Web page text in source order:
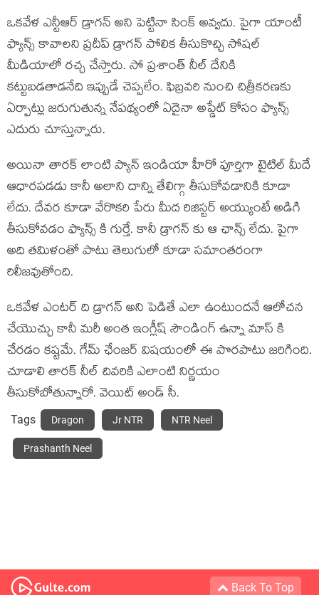
ఒకవేళ ఎన్టీఆర్ డ్రాగన్ అని పెట్టినా సింక్ అవ్వదు. పైగా యాంటీ
ఫ్యాన్స్ కావాలని ప్రదీప్ డ్రాగన్ పోలిక తీసుకొచ్చి సోషల్
మీడియాలో రచ్చ చేస్తారు. సో ప్రశాంత్ నీల్ దేనికి
కట్టుబడతాడనేది ఇప్పుడే చెప్పలేం. ఫిబ్రవరి నుంచి చిత్రీకరణకు
ఏర్పాట్లు జరుగుతున్న నేపథ్యంలో ఏదైనా అప్డేట్ కోసం ఫ్యాన్స్
ఎదురు చూస్తున్నారు.
అయినా తారక్ లాంటి ప్యాన్ ఇండియా హీరో పూర్తిగా టైటిల్ మీదే
ఆధారపడడు కానీ అలాని దాన్ని తేలిగ్గా తీసుకోవడానికి కూడా
లేదు. దేవర కూడా వేరొకరి పేరు మీద రిజిస్టర్ అయ్యుంటే అడిగి
తీసుకోవడం ఫ్యాన్స్ కి గుర్తే. కానీ డ్రాగన్ కు ఆ ఛాన్స్ లేదు. పైగా
అది తమిళంతో పాటు తెలుగులో కూడా సమాంతరంగా
రిలీజవుతోంది.
ఒకవేళ ఎంటర్ ది డ్రాగన్ అని పెడితే ఎలా ఉంటుందనే ఆలోచన
చేయొచ్చు కానీ మరీ అంత ఇంగ్లీష్ సౌండింగ్ ఉన్నా మాస్ కి
చేరడం కష్టమే. గేమ్ ఛేంజర్ విషయంలో ఈ పొరపాటు జరిగింది.
చూడాలి తారక్ నీల్ చివరికి ఎలాంటి నిర్ణయం
తీసుకోబోతున్నారో. వెయిట్ అండ్ సీ.
Tags Dragon Jr NTR NTR Neel
Prashanth Neel
Back To Top